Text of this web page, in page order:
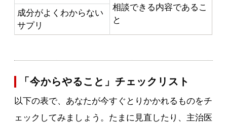
相談できる内容であるこ
と
成分がよくわからない
サプリ
「今からやること」チェックリスト
以下の表で、あなたが今すぐとりかかれるものをチ
ェックしてみましょう。たまに見直したり、主治医